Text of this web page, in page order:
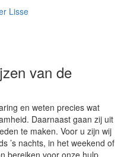
Lisse
van de
en weten precies wat
Daarnaast gaan zij uit
te maken. Voor u zijn wij
’s nachts, in het weekend of
bereiken voor onze hulp.